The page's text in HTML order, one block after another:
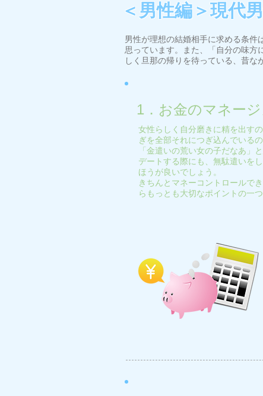
＜男性編＞現代
男性が理想の結婚相手に求める条件
思っています。また、「自分の味方
しく旦那の帰りを待っている、昔な
1．お金のマネー
女性らしく自分磨きに精を出す
ぎを全部それにつぎ込んでいる
「金遣いの荒い女の子だなあ」
デートする際にも、無駄遣いを
ほうが良いでしょう。
きちんとマネーコントロールで
らもっとも大切なポイントの一